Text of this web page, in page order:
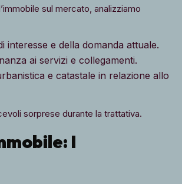
sul mercato, analizziamo
interesse e della domanda attuale.
ai servizi e collegamenti.
e catastale in relazione allo
sorprese durante la trattativa.
I